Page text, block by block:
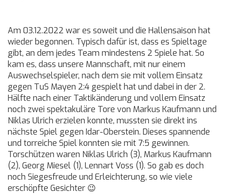
Am 03.12.2022 war es soweit und die Hallensaison hat
wieder begonnen. Typisch dafür ist, dass es Spieltage
gibt, an dem jedes Team mindestens 2 Spiele hat. So
kam es, dass unsere Mannschaft, mit nur einem
Auswechselspieler, nach dem sie mit vollem Einsatz
gegen TuS Mayen 2:4 gespielt hat und dabei in der 2.
Hälfte nach einer Taktikänderung und vollem Einsatz
noch zwei spektakuläre Tore von Markus Kaufmann und
Niklas Ulrich erzielen konnte, mussten sie direkt ins
nächste Spiel gegen Idar-Oberstein. Dieses spannende
und torreiche Spiel konnten sie mit 7:5 gewinnen.
Torschützen waren Niklas Ulrich (3), Markus Kaufmann
(2), Georg Miesel (1), Lennart Voss (1). So gab es doch
noch Siegesfreude und Erleichterung, so wie viele
erschöpfte Gesichter 😉